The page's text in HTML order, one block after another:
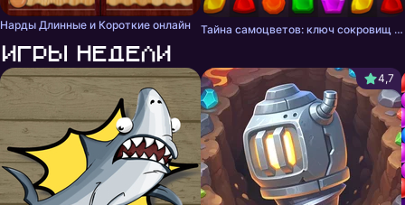
Нарды Длинные и Короткие онлайн Тайна самоцветов: ключ сокровищ - три в ряд
Игры недели
4,7